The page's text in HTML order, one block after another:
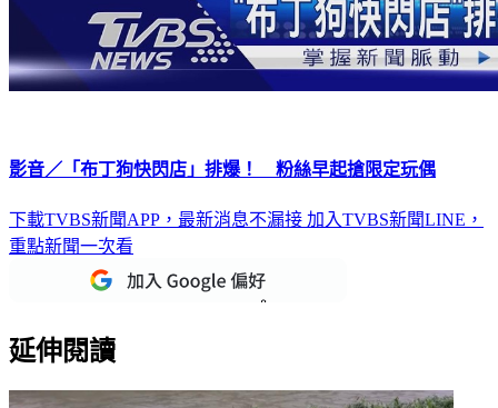
影音／「布丁狗快閃店」排爆！ 粉絲早起搶限定玩偶
下載TVBS新聞APP，最新消息不漏接 加入TVBS新聞LINE，
重點新聞一次看
延伸閱讀